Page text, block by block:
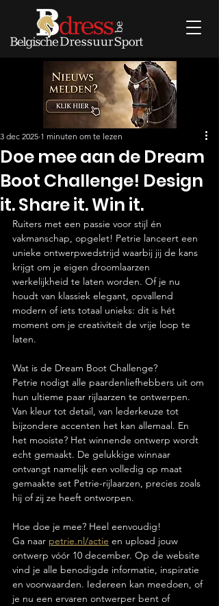
Doe mee aan de Dream
Boot Challenge! Design
it. Share it. Win it.
3 dec 2025 1 minuten om te lezen
Ruiters met een passie voor stijl én
vakmanschap, opgelet! Petrie lanceert een
unieke ontwerpwedstrijd waarbij jij de kans
krijgt om je eigen droomlaarzen
werkelijkheid te laten worden. Of je nu
houdt van klassiek elegant, opvallend
modern of iets totaal unieks: dit is hét
moment om je creativiteit de vrije loop te
laten.
Wat is de Dream Boot Challenge?
Petrie nodigt alle paardenliefhebbers uit om
hun ultieme paar rijlaarzen te ontwerpen.
Van kleur tot detail, van lederkeuze tot
bijzondere accenten het kan allemaal. En
het mooiste? Het winnende ontwerp wordt
echt gemaakt. De gelukkige winnaar
ontvangt namelijk een volledig op maat
gemaakte set Petrie-rijlaarzen, precies zoals
hij of zij ze heeft ontworpen.
Hoe doe je mee? Heel eenvoudig!
Ga naar petrie.nl/actie en upload jouw
ontwerp vóór 10 december. Op de website
vind je alle benodigde informatie, inspiratie
en voorwaarden. Iedereen kan meedoen, of
je nu een ervaren ontwerper bent of